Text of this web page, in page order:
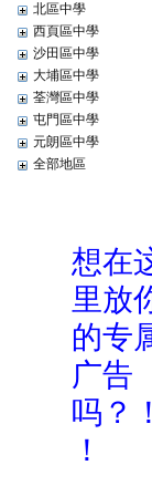
北區中學
西頁區中學
沙田區中學
大埔區中學
荃灣區中學
屯門區中學
元朗區中學
全部地區